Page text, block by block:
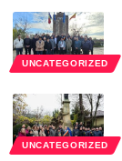
UNCATEGORIZED
UNCATEGORIZED